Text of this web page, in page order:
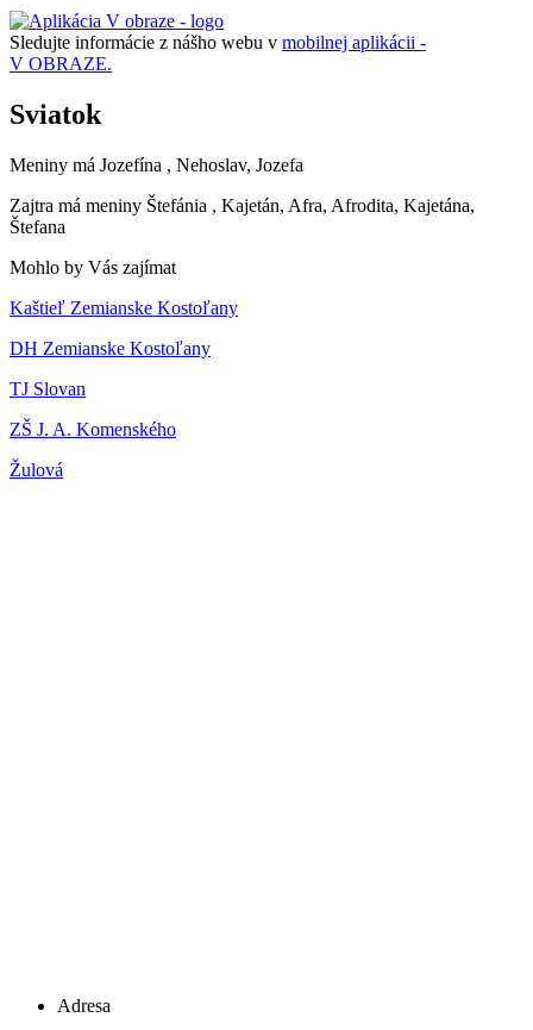
Sledujte informácie z nášho webu v mobilnej aplikácii -
V OBRAZE.
Sviatok
Meniny má Jozefína , Nehoslav, Jozefa
Zajtra má meniny Štefánia , Kajetán, Afra, Afrodita, Kajetána,
Štefana
Mohlo by Vás zajímat
Kaštieľ Zemianske Kostoľany
DH Zemianske Kostoľany
TJ Slovan
ZŠ J. A. Komenského
Žulová
Adresa